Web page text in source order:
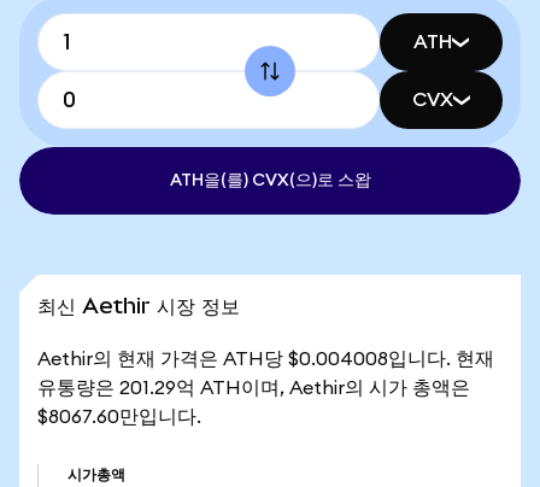
ATH
CVX
ATH을(를) CVX(으)로 스왑
최신 Aethir 시장 정보
Aethir의 현재 가격은 ATH당 $0.004008입니다. 현재
유통량은 201.29억 ATH이며, Aethir의 시가 총액은
$8067.60만입니다.
시가총액